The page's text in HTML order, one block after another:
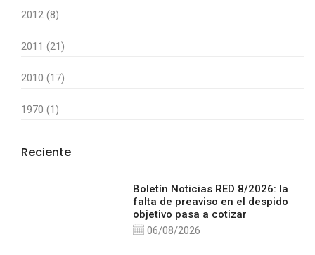
2012 (8)
2011 (21)
2010 (17)
1970 (1)
Reciente
Boletín Noticias RED 8/2026: la
falta de preaviso en el despido
objetivo pasa a cotizar
06/08/2026